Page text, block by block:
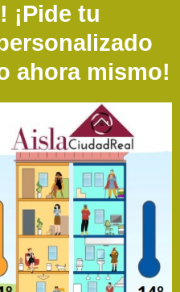
¡Pide tu
ahora mismo!